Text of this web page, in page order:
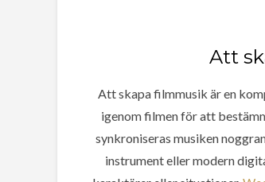
Att
Att skapa filmmusik är en
igenom filmen för att
synkroniseras musiken
instrument eller modern